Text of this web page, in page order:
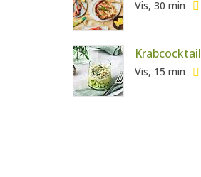
Vis, 30 min
Vis, 15 min